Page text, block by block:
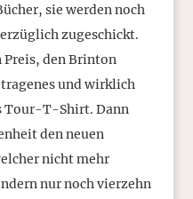
sie werden noch
zugeschickt.
Preis, den Brinton
und wirklich
Tour-T-Shirt. Dann
den neuen
nicht mehr
nur noch vierzehn